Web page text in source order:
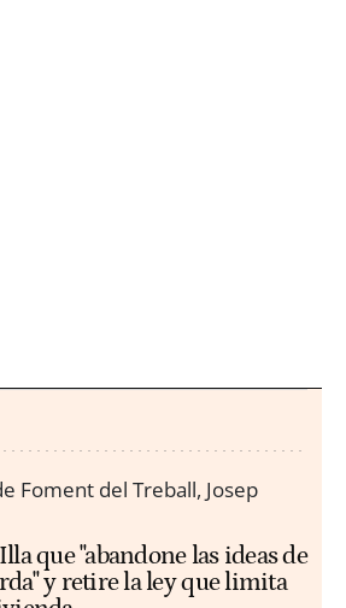
que "abandone las ideas de
y retire la ley que limita